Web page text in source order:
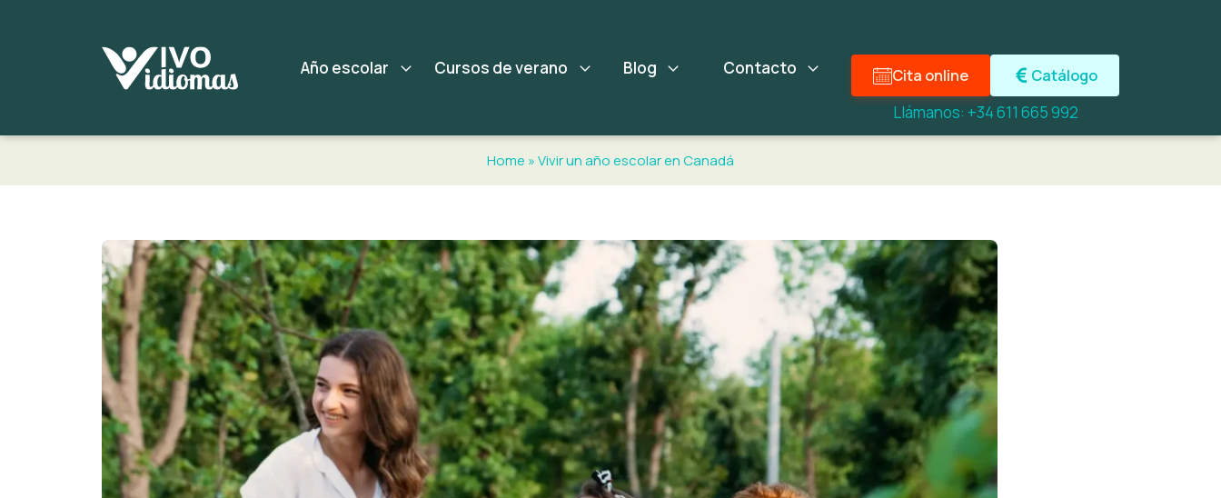
Año escolar Cursos de verano Blog Contacto Cita online Catálogo
Llámanos: +34 611 665 992
Home »Vivir un año escolar en Canadá